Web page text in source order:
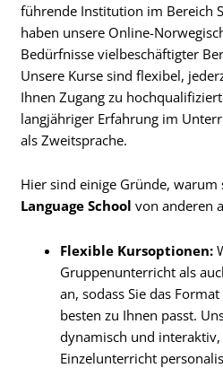
führende Institution im Bereich
haben unsere Online-
Bedürfnisse vielbeschäftigter
Unsere Kurse sind flexibel,
Ihnen Zugang zu
langjähriger Erfahrung im
als Zweitsprache.
Hier sind einige Gründe, warum
Language School von anderen
Flexible Kursoptionen:
Gruppenunterricht als
an, sodass Sie das
besten zu Ihnen passt.
dynamisch und
Einzelunterricht